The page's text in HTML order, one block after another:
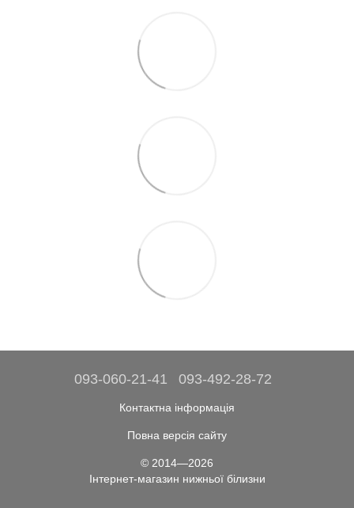
093-060-21-41 093-492-28-72
Контактна інформація
Повна версія сайту
© 2014—2026
Інтернет-магазин нижньої білизни